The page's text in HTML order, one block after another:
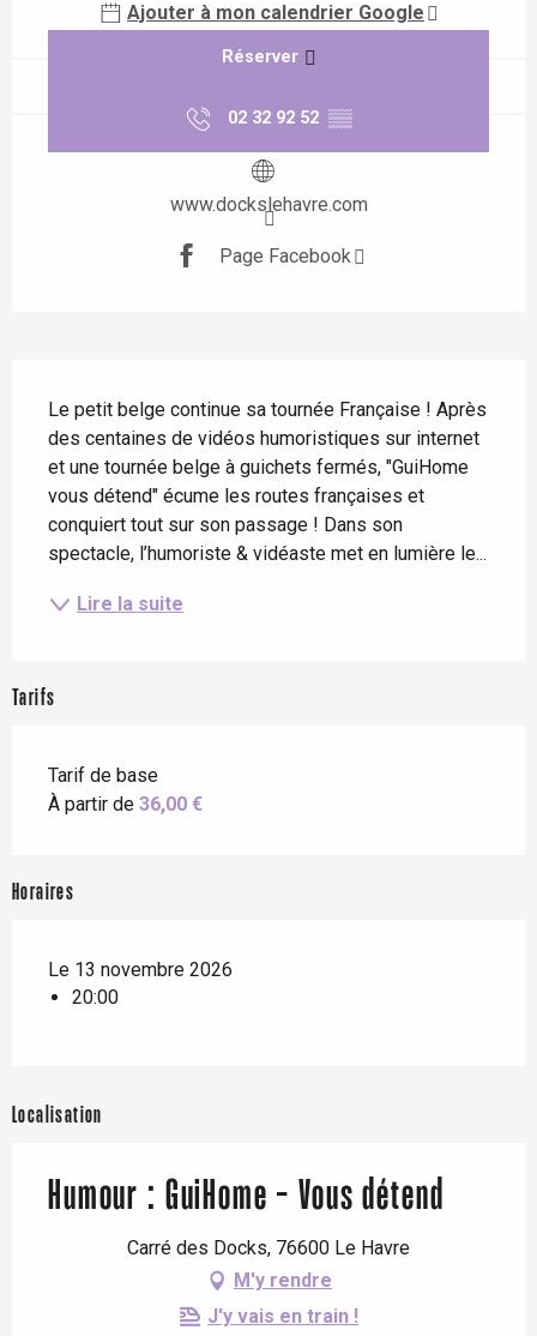
Ajouter à mon calendrier Google
Réserver
02 32 92 52 ▒▒
www.dockslehavre.com
Page Facebook
Le petit belge continue sa tournée Française ! Après
des centaines de vidéos humoristiques sur internet
et une tournée belge à guichets fermés, "GuiHome
vous détend" écume les routes françaises et
conquiert tout sur son passage ! Dans son
spectacle, l’humoriste & vidéaste met en lumière le...
Lire la suite
Tarifs
Tarif de base
À partir de 36,00 €
Horaires
Le 13 novembre 2026
20:00
Localisation
Humour : GuiHome - Vous détend
Carré des Docks, 76600 Le Havre
M'y rendre
J'y vais en train !